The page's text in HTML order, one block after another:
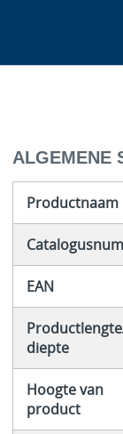
ALGEMENE
Productnaam
EAN
diepte
Hoogte van
product